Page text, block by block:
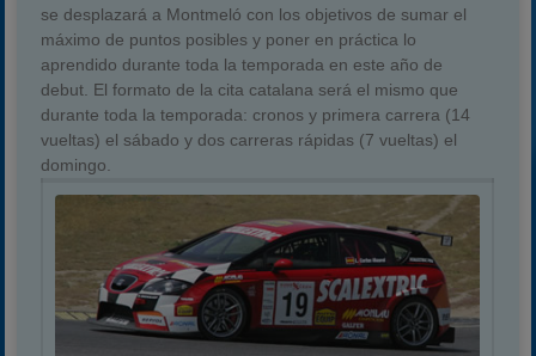
se desplazará a Montmeló con los objetivos de sumar el
máximo de puntos posibles y poner en práctica lo
aprendido durante toda la temporada en este año de
debut. El formato de la cita catalana será el mismo que
durante toda la temporada: cronos y primera carrera (14
vueltas) el sábado y dos carreras rápidas (7 vueltas) el
domingo.